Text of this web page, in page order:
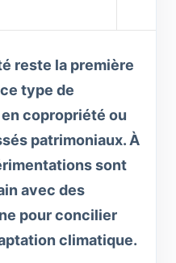
reste la première
type de
copropriété ou
patrimoniaux. À
sont
avec des
pour concilier
climatique.